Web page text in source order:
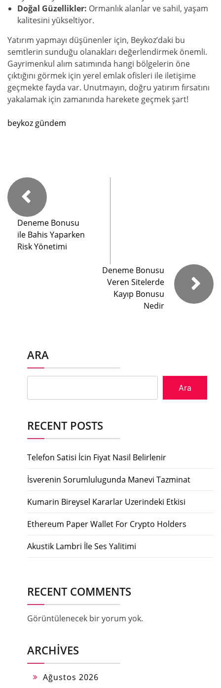
Doğal Güzellikler: Ormanlık alanlar ve sahil, yaşam
kalitesini yükseltiyor.
Yatırım yapmayı düşünenler için, Beykoz’daki bu
semtlerin sunduğu olanakları değerlendirmek önemli.
Gayrimenkul alım satımında hangi bölgelerin öne
çıktığını görmek için yerel emlak ofisleri ile iletişime
geçmekte fayda var. Unutmayın, doğru yatırım fırsatını
yakalamak için zamanında harekete geçmek şart!
beykoz gündem
Deneme Bonusu
ile Bahis Yaparken
Risk Yönetimi
Deneme Bonusu
Veren Sitelerde
Kayıp Bonusu
Nedir
ARA
Ara
RECENT POSTS
Telefon Satisi İcin Fiyat Nasil Belirlenir
İsverenin Sorumlulugunda Manevi Tazminat
Kumarin Bireysel Kararlar Uzerindeki Etkisi
Ethereum Paper Wallet For Crypto Holders
Akustik Lambri İle Ses Yalitimi
RECENT COMMENTS
Görüntülenecek bir yorum yok.
ARCHIVES
Ağustos 2026